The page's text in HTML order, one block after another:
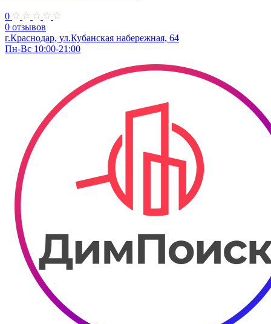
0
0 отзывов
г.Краснодар, ул.Кубанская набережная, 64
Пн-Вс 10:00-21:00